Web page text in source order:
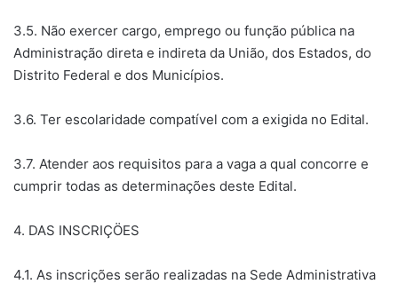
3.5. Não exercer cargo, emprego ou função pública na
Administração direta e indireta da União, dos Estados, do
Distrito Federal e dos Municípios.
3.6. Ter escolaridade compatível com a exigida no Edital.
3.7. Atender aos requisitos para a vaga a qual concorre e
cumprir todas as determinações deste Edital.
4. DAS INSCRIÇÖES
4.1. As inscrições serão realizadas na Sede Administrativa